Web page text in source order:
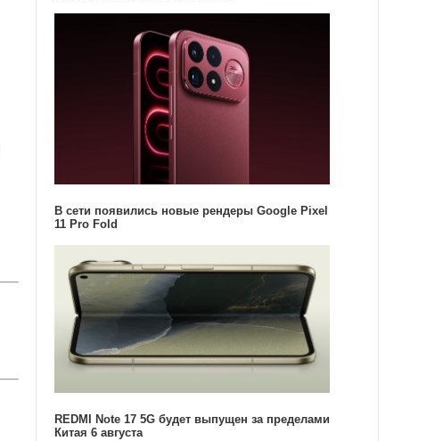
В сети появились новые рендеры Google Pixel
11 Pro Fold
REDMI Note 17 5G будет выпущен за пределами
Китая 6 августа